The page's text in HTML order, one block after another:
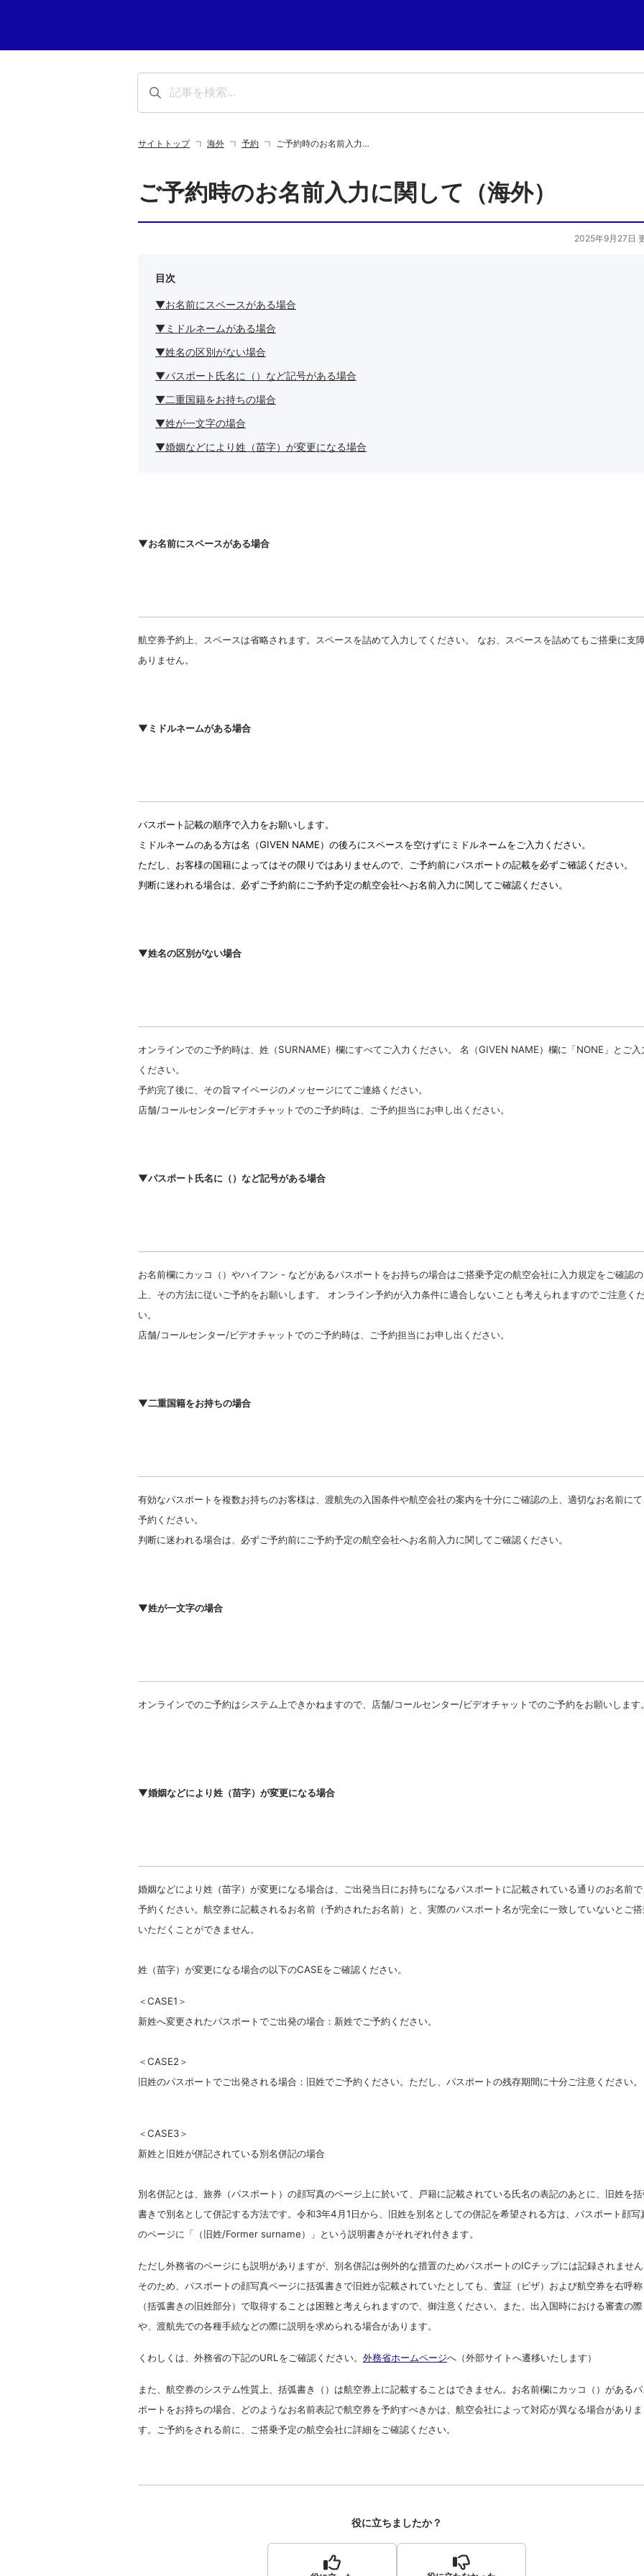
サイトトップ 海外 予約 ご予約時のお名前入力…
ご予約時のお名前入力に関して（海外）
2025年9月27日
目次
▼お名前にスペースがある場合
▼ミドルネームがある場合
▼姓名の区別がない場合
▼パスポート氏名に（）など記号がある場合
▼二重国籍をお持ちの場合
▼姓が一文字の場合
▼婚姻などにより姓（苗字）が変更になる場合
▼お名前にスペースがある場合
航空券予約上、スペースは省略されます。スペースを詰めて入力してください。 なお、スペースを詰めてもご搭乗に支
ありません。
▼ミドルネームがある場合
パスポート記載の順序で入力をお願いします。
ミドルネームのある方は名（GIVEN NAME）の後ろにスペースを空けずにミドルネームをご入力ください。
ただし、お客様の国籍によってはその限りではありませんので、ご予約前にパスポートの記載を必ずご確認ください。
判断に迷われる場合は、必ずご予約前にご予約予定の航空会社へお名前入力に関してご確認ください。
▼姓名の区別がない場合
オンラインでのご予約時は、姓（SURNAME）欄にすべてご入力ください。 名（GIVEN NAME）欄に「NONE」とご入
ください。
予約完了後に、その旨マイページのメッセージにてご連絡ください。
店舗/コールセンター/ビデオチャットでのご予約時は、ご予約担当にお申し出ください。
▼パスポート氏名に（）など記号がある場合
お名前欄にカッコ（）やハイフン - などがあるパスポートをお持ちの場合はご搭乗予定の航空会社に入力規定をご確認の
上、その方法に従いご予約をお願いします。 オンライン予約が入力条件に適合しないことも考えられますのでご注意く
い。
店舗/コールセンター/ビデオチャットでのご予約時は、ご予約担当にお申し出ください。
▼二重国籍をお持ちの場合
有効なパスポートを複数お持ちのお客様は、渡航先の入国条件や航空会社の案内を十分にご確認の上、適切なお名前に
予約ください。
判断に迷われる場合は、必ずご予約前にご予約予定の航空会社へお名前入力に関してご確認ください。
▼姓が一文字の場合
オンラインでのご予約はシステム上できかねますので、 店舗/コールセンター/ビデオチャットでのご予約をお願いします
▼婚姻などにより姓（苗字）が変更になる場合
婚姻などにより姓（苗字）が変更になる場合は、ご出発当日にお持ちになるパスポートに記載されている通りのお名前
予約ください。航空券に記載されるお名前（予約されたお名前）と、実際のパスポート名が完全に一致していないとご
いただくことができません。
姓（苗字）が変更になる場合の以下のCASEをご確認ください。
＜CASE1＞
新姓へ変更されたパスポートでご出発の場合：新姓でご予約ください。
＜CASE2＞
旧姓のパスポートでご出発される場合：旧姓でご予約ください。ただし、パスポートの残存期間に十分ご注意ください。
＜CASE3＞
新姓と旧姓が併記されている別名併記の場合
別名併記とは、旅券（パスポート）の顔写真のページ上に於いて、戸籍に記載されている氏名の表記のあとに、旧姓を
書きで別名として併記する方法です。令和3年4月1日から、旧姓を別名としての併記を希望される方は、パスポート顔写
のページに「（旧姓/Former surname）」という説明書きがそれぞれ付きます。
ただし外務省のページにも説明がありますが、別名併記は例外的な措置のためパスポートのICチップには記録されませ
そのため、パスポートの顔写真ページに括弧書きで旧姓が記載されていたとしても、査証（ビザ）および航空券を右呼称
（括弧書きの旧姓部分）で取得することは困難と考えられますので、御注意ください。また、出入国時における審査の際
や、渡航先での各種手続などの際に説明を求められる場合があります。
くわしくは、外務省の下記のURLをご確認ください。 外務省ホームページへ（外部サイトへ遷移いたします）
また、航空券のシステム性質上、括弧書き（）は航空券上に記載することはできません。 お名前欄にカッコ（）がある
ポートをお持ちの場合、どのようなお名前表記で航空券を予約すべきかは、航空会社によって対応が異なる場合がありま
す。ご予約をされる前に、ご搭乗予定の航空会社に詳細をご確認ください。
役に立ちましたか？